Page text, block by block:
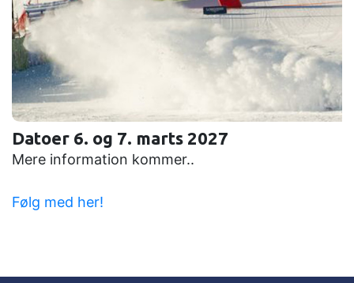
Datoer 6. og 7. marts 2027
Mere information kommer..
Følg med her!